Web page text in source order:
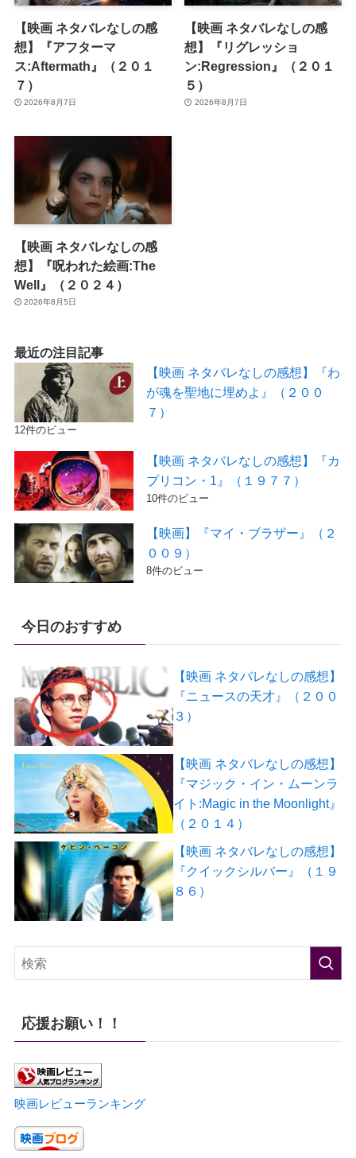
【映画 ネタバレなしの感
想】『アフターマ
ス:Aftermath』（２０１
７）
2026年8月7日
【映画 ネタバレなしの感
想】『リグレッショ
ン:Regression』（２０１
５）
2026年8月7日
【映画 ネタバレなしの感
想】『呪われた絵画:The
Well』（２０２４）
2026年8月5日
最近の注目記事
【映画 ネタバレなしの感想】『わ
が魂を聖地に埋めよ』（２００
７）
12件のビュー
【映画 ネタバレなしの感想】『カ
プリコン・1』（１９７７）
10件のビュー
【映画】『マイ・ブラザー』（２
００９）
8件のビュー
今日のおすすめ
【映画 ネタバレなしの感想】
『ニュースの天才』（２００
３）
【映画 ネタバレなしの感想】
『マジック・イン・ムーンラ
イト:Magic in the Moonlight』
（２０１４）
【映画 ネタバレなしの感想】
『クイックシルバー』（１９
８６）
応援お願い！！
映画レビューランキング